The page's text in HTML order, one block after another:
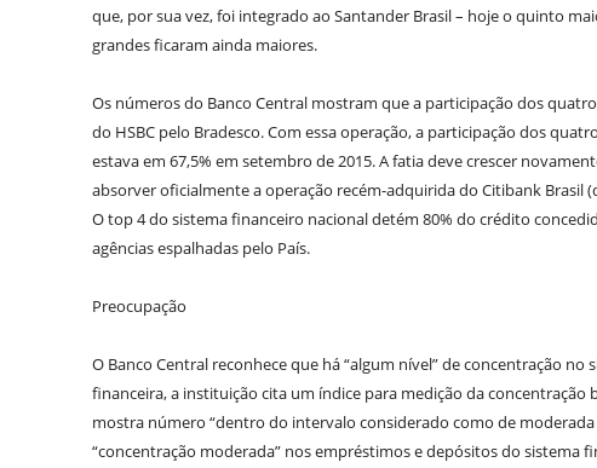
que, por sua vez, foi integrado ao Santander Brasil – hoje o quinto
grandes ficaram ainda maiores.
Os números do Banco Central mostram que a participação dos
do HSBC pelo Bradesco. Com essa operação, a participação dos
estava em 67,5% em setembro de 2015. A fatia deve crescer
absorver oficialmente a operação recém-adquirida do Citibank Brasil
O top 4 do sistema financeiro nacional detém 80% do crédito
agências espalhadas pelo País.
Preocupação
O Banco Central reconhece que há “algum nível” de concentração
financeira, a instituição cita um índice para medição da
mostra número “dentro do intervalo considerado como de
“concentração moderada” nos empréstimos e depósitos do sistema